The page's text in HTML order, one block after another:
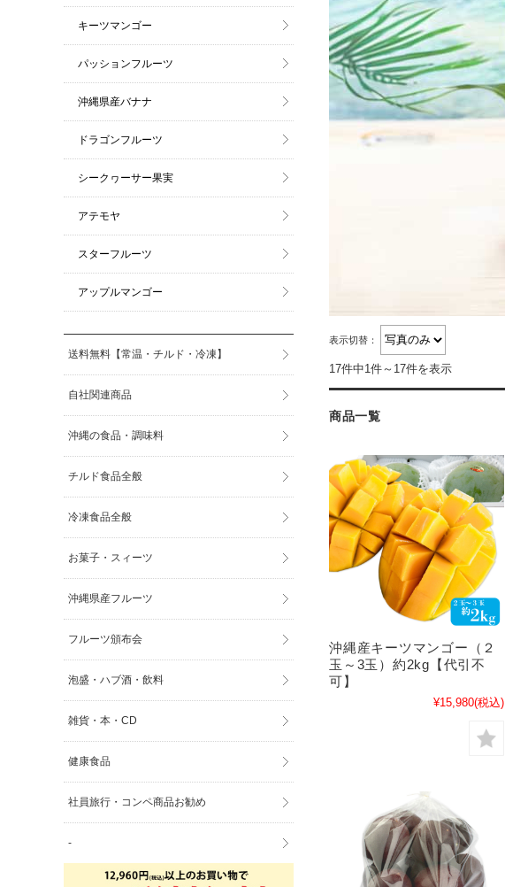
表示切替：
17件中1件～17件を表示
商品一覧
沖縄産キーツマンゴー（２
玉～3玉）約2kg【代引不
可】
¥15,980(税込)
キーツマンゴー
パッションフルーツ
沖縄県産バナナ
ドラゴンフルーツ
シークヮーサー果実
アテモヤ
スターフルーツ
アップルマンゴー
送料無料【常温・チルド・冷凍】
自社関連商品
沖縄の食品・調味料
チルド食品全般
冷凍食品全般
お菓子・スィーツ
沖縄県産フルーツ
フルーツ頒布会
泡盛・ハブ酒・飲料
雑貨・本・CD
健康食品
社員旅行・コンペ商品お勧め
-